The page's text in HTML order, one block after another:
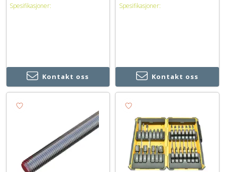
Spesifikasjoner:
Kontakt oss
Spesifikasjoner:
Kontakt oss